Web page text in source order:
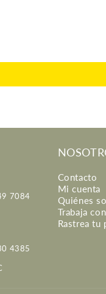
7084
4385
Contacto
Mi cuenta
Quiénes
Trabaja
Rastrea tu